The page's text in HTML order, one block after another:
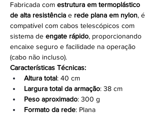
Fabricada com estrutura em termoplástico
de alta resistência e rede plana em nylon, é
compatível com cabos telescópicos com
sistema de engate rápido, proporcionando
encaixe seguro e facilidade na operação
(cabo não incluso).
Características Técnicas:
Altura total: 40 cm
Largura total da armação: 38 cm
Peso aproximado: 300 g
Formato da rede: Plana